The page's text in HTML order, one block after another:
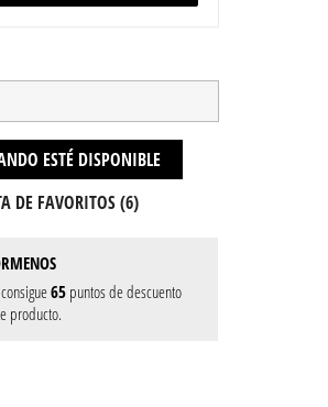
ESTÉ DISPONIBLE
DE FAVORITOS (6)
65 puntos de descuento
producto.